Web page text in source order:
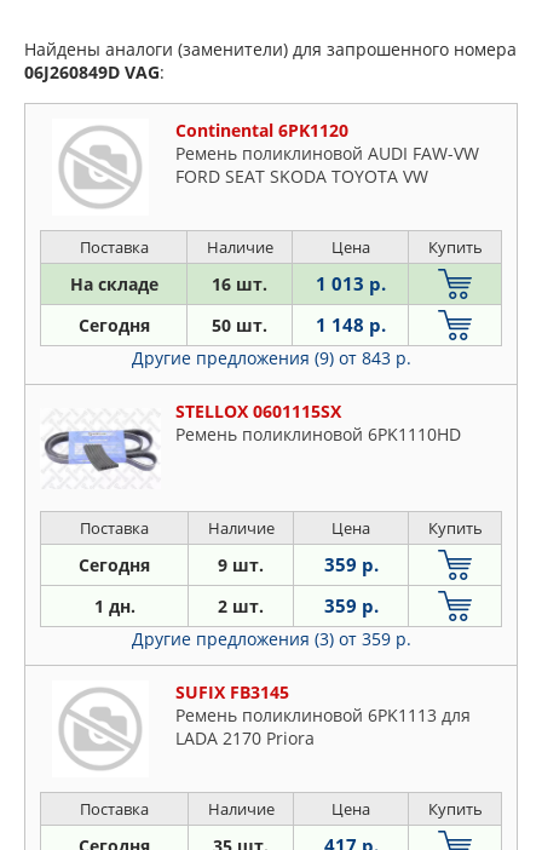
Найдены аналоги (заменители) для запрошенного номера
06J260849D VAG:
Continental 6PK1120
Ремень поликлиновой AUDI FAW-VW
FORD SEAT SKODA TOYOTA VW
Поставка Наличие Цена Купить
На складе 16 шт. 1 013 р.
Сегодня 50 шт. 1 148 р.
Другие предложения (9) от 843 р.
STELLOX 0601115SX
Ремень поликлиновой 6PK1110HD
Поставка Наличие Цена Купить
Сегодня 9 шт. 359 р.
1 дн. 2 шт. 359 р.
Другие предложения (3) от 359 р.
SUFIX FB3145
Ремень поликлиновой 6PK1113 для
LADA 2170 Priora
Поставка Наличие Цена Купить